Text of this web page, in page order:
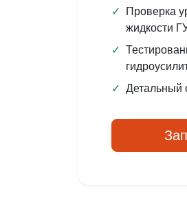
✓
Проверка
жидкости
✓
✓ Детальный